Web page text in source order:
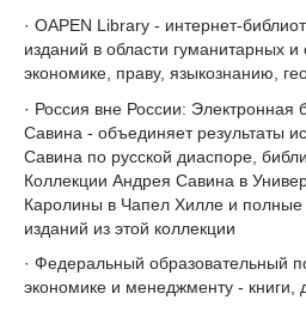
· OAPEN Library - интернет-
изданий в области гуманитарных и
экономике, праву, языкознанию,
· Россия вне России: Электронная
Савина - объединяет результаты
Савина по русской диаспоре,
Коллекции Андрея Савина в
Каролины в Чапел Хилле и полные
изданий из этой коллекции
· Федеральный образовательный
экономике и менеджменту - книги,